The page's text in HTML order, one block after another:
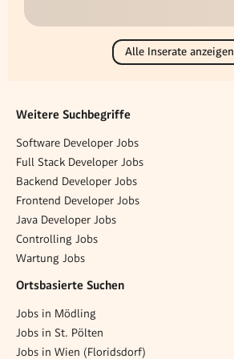
Alle Inserate anzeigen
Weitere Suchbegriffe
Software Developer Jobs
Full Stack Developer Jobs
Backend Developer Jobs
Frontend Developer Jobs
Java Developer Jobs
Controlling Jobs
Wartung Jobs
Ortsbasierte Suchen
Jobs in Mödling
Jobs in St. Pölten
Jobs in Wien (Floridsdorf)